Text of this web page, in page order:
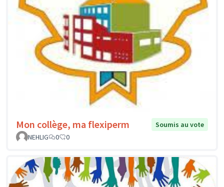
Mon collège, ma flexiperm
Soumis au vote
NEHLIG
0 0